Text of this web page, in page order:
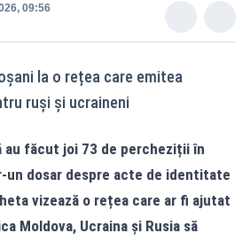
09:56
la o rețea care emitea
ruși și ucraineni
făcut joi 73 de percheziții în
un dosar despre acte de identitate
vizează o rețea care ar fi ajutat
Moldova, Ucraina și Rusia să